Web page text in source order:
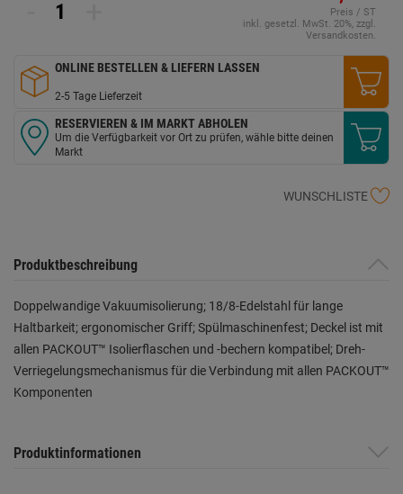
Preis / ST
inkl. gesetzl. MwSt. 20%, zzgl.
Versandkosten.
ONLINE BESTELLEN & LIEFERN LASSEN
2-5 Tage Lieferzeit
RESERVIEREN & IM MARKT ABHOLEN
Um die Verfügbarkeit vor Ort zu prüfen, wähle bitte deinen
Markt
WUNSCHLISTE
Produktbeschreibung
Doppelwandige Vakuumisolierung; 18/8-Edelstahl für lange
Haltbarkeit; ergonomischer Griff; Spülmaschinenfest; Deckel ist mit
allen PACKOUT™ Isolierflaschen und -bechern kompatibel; Dreh-
Verriegelungsmechanismus für die Verbindung mit allen PACKOUT™
Komponenten
Produktinformationen